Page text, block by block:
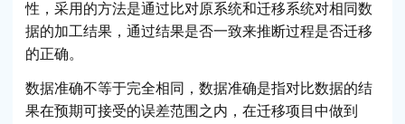
性，采用的方法是通过比对原系统和迁移系统对相同数
据的加工结果，通过结果是否一致来推断过程是否迁移
的正确。
数据准确不等于完全相同，数据准确是指对比数据的结
果在预期可接受的误差范围之内，在迁移项目中做到